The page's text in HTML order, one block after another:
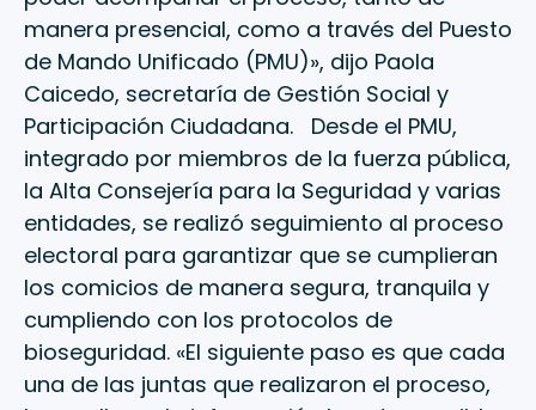
manera presencial, como a través del Puesto
de Mando Unificado (PMU)», dijo Paola
Caicedo, secretaría de Gestión Social y
Participación Ciudadana. Desde el PMU,
integrado por miembros de la fuerza pública,
la Alta Consejería para la Seguridad y varias
entidades, se realizó seguimiento al proceso
electoral para garantizar que se cumplieran
los comicios de manera segura, tranquila y
cumpliendo con los protocolos de
bioseguridad. «El siguiente paso es que cada
una de las juntas que realizaron el proceso,